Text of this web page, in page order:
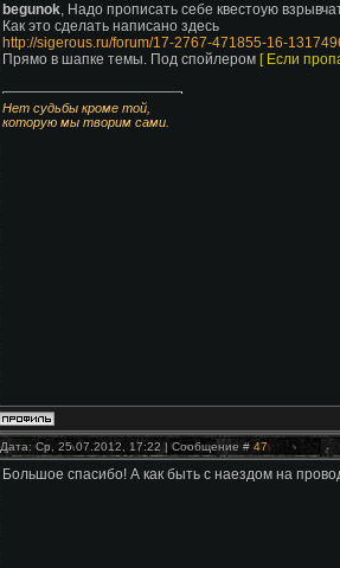
begunok, Надо прописать себе квестоую
Как это сделать написано здесь
http://sigerous.ru/forum/17-2767-471855-16-
Прямо в шапке темы. Под спойлером [ Если
Нет судьбы кроме той,
которую мы творим сами.
Дата: Ср, 25.07.2012, 17:22 | Сообщение # 47
Большое спасибо! А как быть с наездом на